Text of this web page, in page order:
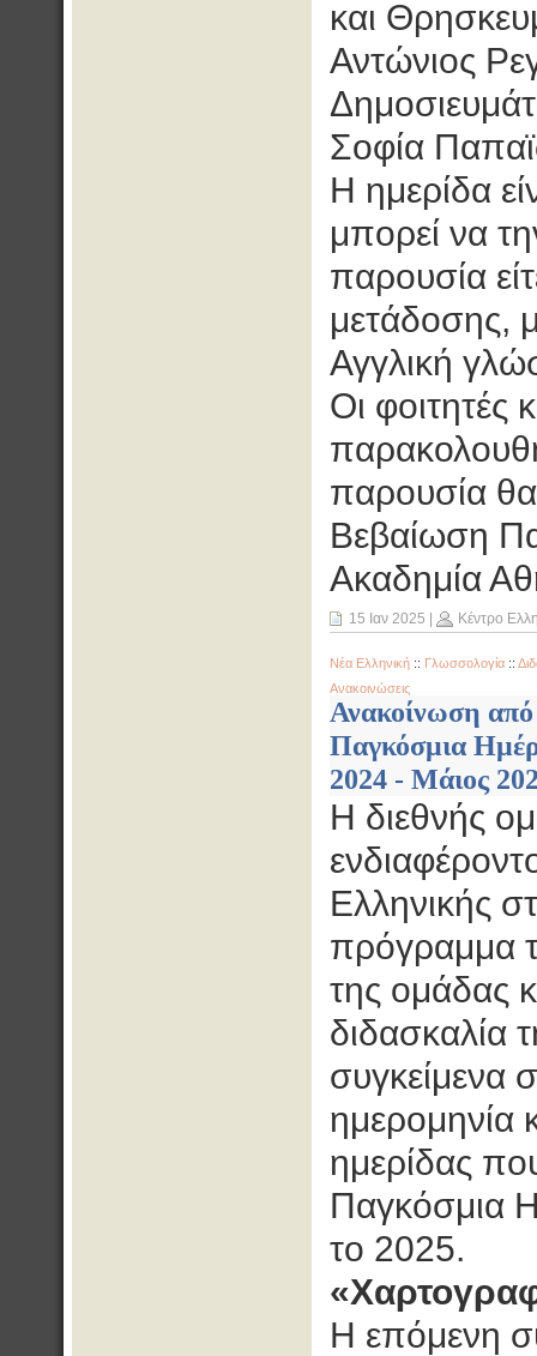
και
Αντώνιος
Σοφία
Η ημερίδα
μπορεί να
παρουσία
μετάδοσης,
Αγγλική
Οι φοιτητές
παρουσία
Βεβαίωση
Ακαδημία
15 Ιαν 2025 Κέντρο
Νέα Ελληνική :: Γλωσσολογία ::
Ανακοινώσεις
Ανακοίνωση
Παγκόσμια
2024 - Μάιος
Η διεθνής
Ελληνικής
πρόγραμμα
της ομάδας
διδασκαλία
συγκείμενα
ημερομηνία
ημερίδας
Παγκόσμια
το 2025.
Η επόμενη